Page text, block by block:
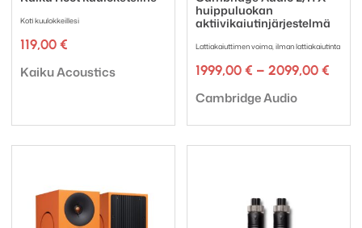
Koti kuulokkeillesi
119,00 €
Tuotemerkki:
Kaiku Acoustics
huippuluokan
aktiivikaiutinjärjestelmä
Lattiakaiuttimen voima, ilman lattiakaiutinta
1999,00 € – 2099,00 €
Tuotemerkki:
Cambridge Audio